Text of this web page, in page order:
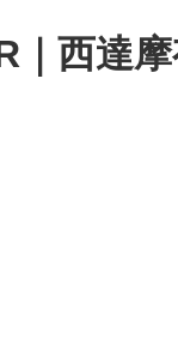
｜西達